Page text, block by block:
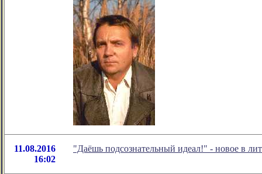
11.08.2016
16:02
"Даёшь подсознательный идеал!" - новое в